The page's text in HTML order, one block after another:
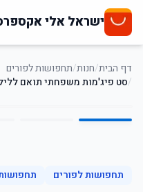
ישראל אלי
דף הבית/חנות/תחפושות לפורים
/סט פיג'מות משפחתי תואם
תחפושות לפורים